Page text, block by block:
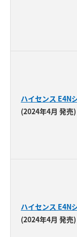
ハイセンス E4N
(2024年4月 発売)
ハイセンス E4N
(2024年4月 発売)